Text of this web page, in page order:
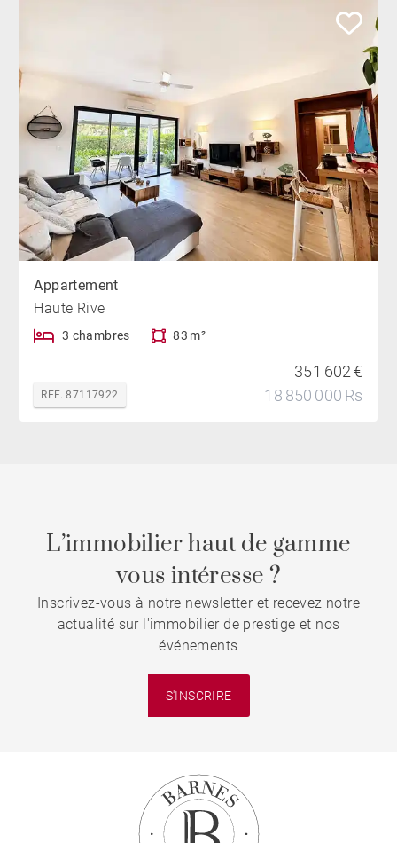
Appartement
Haute Rive
3 chambres 83 m²
REF. 87117922
351 602 €
18 850 000 Rs
L’immobilier haut de gamme
vous intéresse ?
Inscrivez-vous à notre newsletter et recevez notre
actualité sur l'immobilier de prestige et nos
événements
S'INSCRIRE